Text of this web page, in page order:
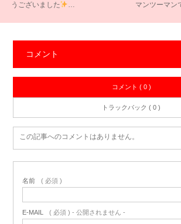
うございました
…
マンツーマ
コメント
コメント ( 0 )
トラックバック ( 0 )
この記事へのコメントはありません。
名前 ( 必須 )
E-MAIL ( 必須 ) - 公開されません -